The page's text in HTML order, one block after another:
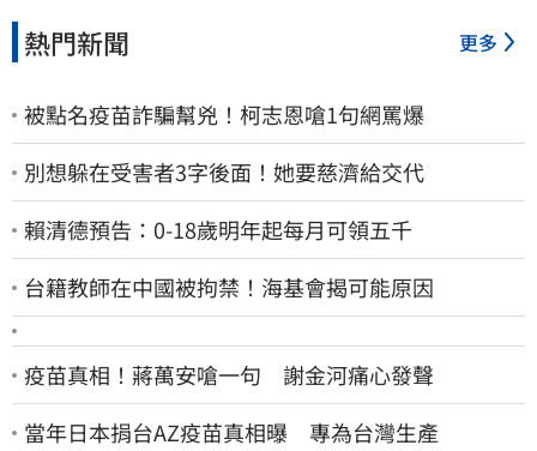
熱門新聞 更多
被點名疫苗詐騙幫兇！柯志恩嗆1句網罵爆
別想躲在受害者3字後面！她要慈濟給交代
賴清德預告：0-18歲明年起每月可領五千
台籍教師在中國被拘禁！海基會揭可能原因
疫苗真相！蔣萬安嗆一句 謝金河痛心發聲
當年日本捐台AZ疫苗真相曝 專為台灣生產